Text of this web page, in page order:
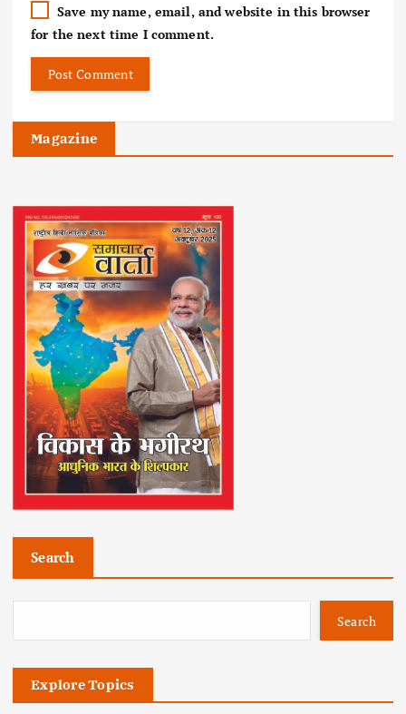
Save my name, email, and website in this browser
for the next time I comment.
Magazine
Search
Search
Explore Topics